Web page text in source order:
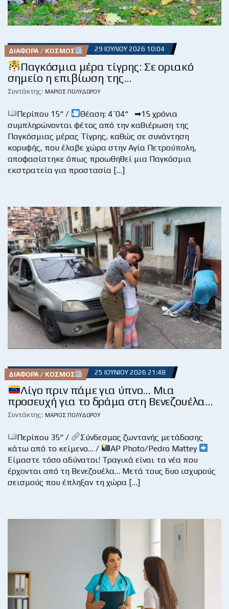
ΔΙΆΦΟΡΑ / ΚΌΣΜΟΣ 29 ΙΟΥΛΊΟΥ 2026 10:04
Παγκόσμια μέρα τίγρης: Σε οριακό
σημείο η επιβίωση της…
Συντάκτης: ΜΆΡΙΟΣ ΠΟΛΥΔΏΡΟΥ
Περίπου 15“ /
Θέαση: 4`04“ ➡15 χρόνια
συμπληρώνονται φέτος από την καθιέρωση της
Παγκόσμιας μέρας Τίγρης, καθώς σε συνάντηση
κορυφής, που έλαβε χώρα στην Αγία Πετρούπολη,
αποφασίστηκε όπως προωθηθεί μια Παγκόσμια
εκστρατεία για προστασία […]
ΔΙΆΦΟΡΑ / ΚΌΣΜΟΣ 25 ΙΟΥΝΊΟΥ 2026 21:48
Λίγο πριν πάμε για ύπνο… Μια
προσευχή για το δράμα στη Βενεζουέλα…
Συντάκτης: ΜΆΡΙΟΣ ΠΟΛΥΔΏΡΟΥ
Περίπου 35“ /
Σύνδεσμος ζωντανής μετάδοσης
κάτω από το κείμενο… /
AP Photo/Pedro Mattey
Είμαστε τόσο αδύνατοι! Τραγικά είναι τα νέα που
έρχονται από τη Βενεζουέλα… Μετά τους δυο ισχυρούς
σεισμούς που έπληξαν τη χώρα […]